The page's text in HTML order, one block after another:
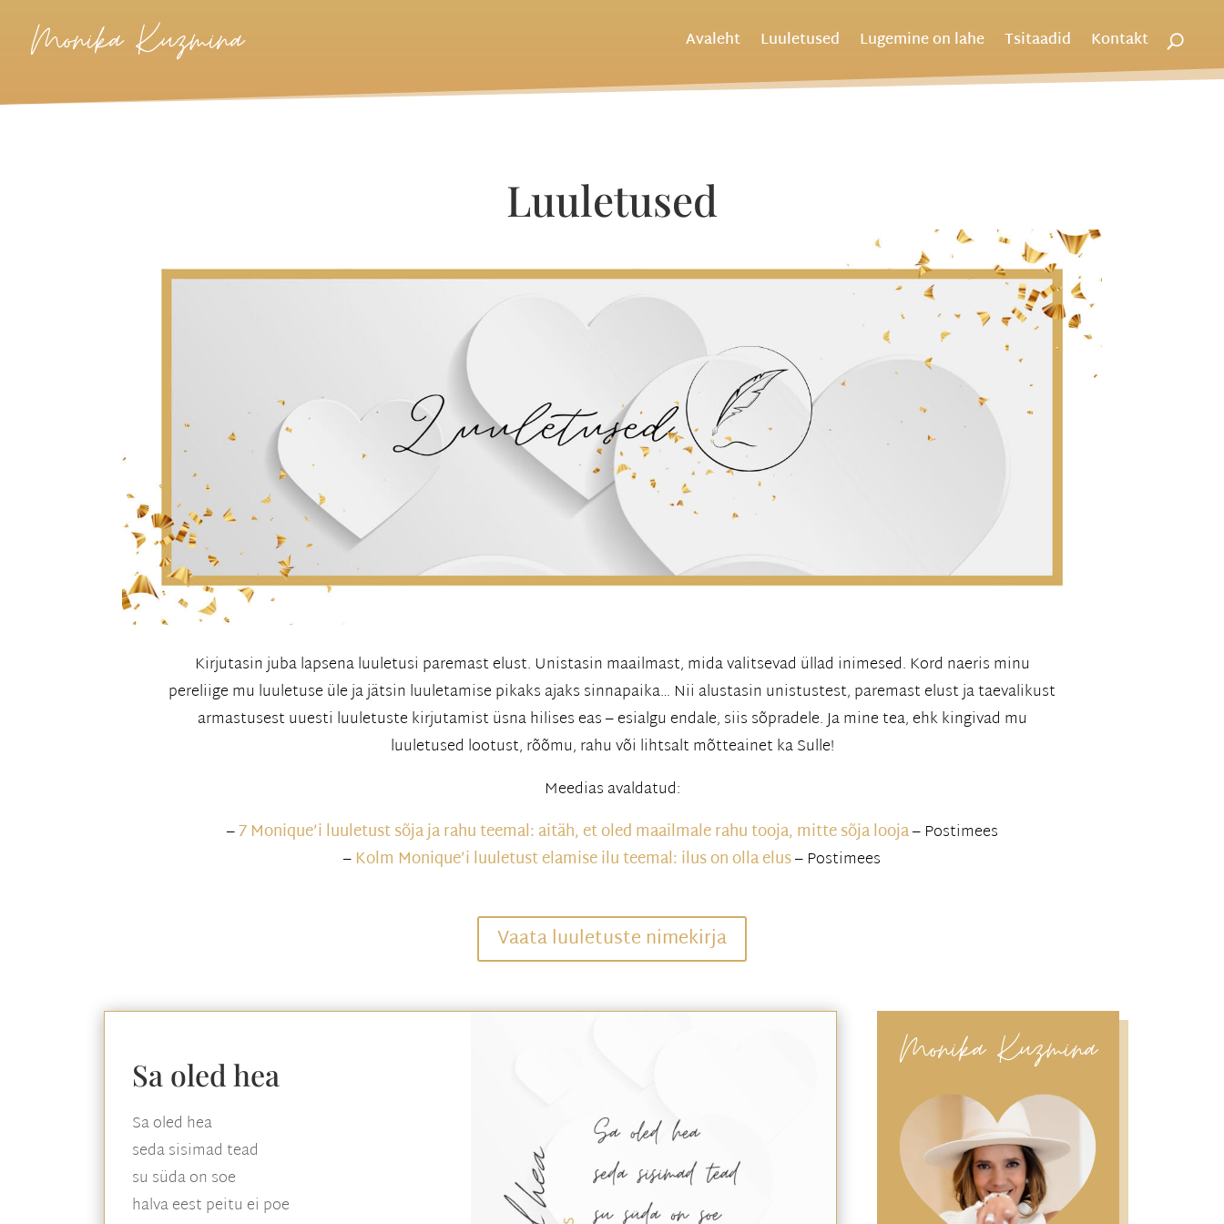
Monika Kuzmina Avaleht Luuletused Lugemine on lahe Tsitaadid Kontakt
Luuletused
Kirjutasin juba lapsena luuletusi paremast elust. Unistasin maailmast, mida valitsevad üllad inimesed. Kord naeris minu
pereliige mu luuletuse üle ja jätsin luuletamise pikaks ajaks sinnapaika… Nii alustasin unistustest, paremast elust ja taevalikust
armastusest uuesti luuletuste kirjutamist üsna hilises eas – esialgu endale, siis sõpradele. Ja mine tea, ehk kingivad mu
luuletused lootust, rõõmu, rahu või lihtsalt mõtteainet ka Sulle!
Meedias avaldatud:
–7 Monique’i luuletust sõja ja rahu teemal: aitäh, et oled maailmale rahu tooja, mitte sõja looja– Postimees
–Kolm Monique’i luuletust elamise ilu teemal: ilus on olla elus– Postimees
Vaata luuletuste nimekirja
Sa oled hea
Sa oled hea
seda sisimad tead
su süda on soe
halva eest peitu ei poe
Monika Kuzmina